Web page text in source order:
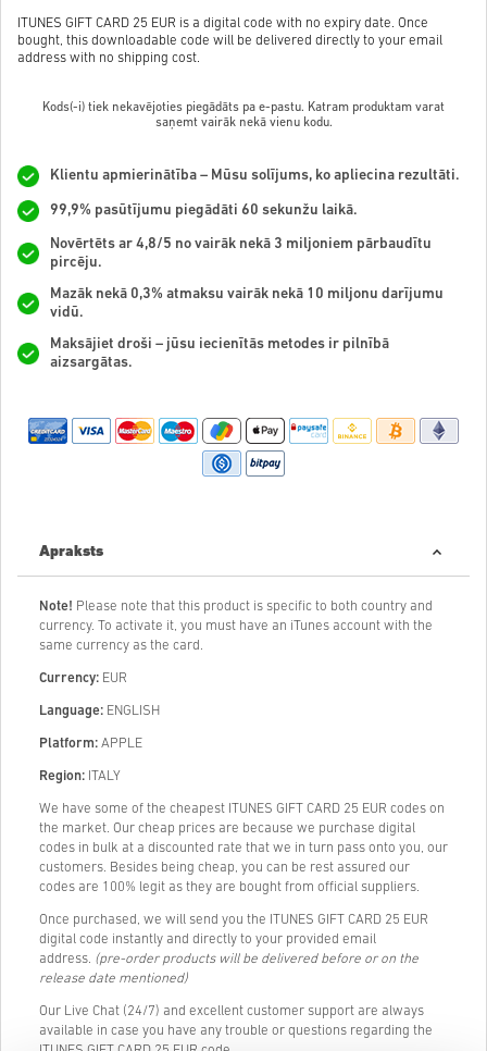
ITUNES GIFT CARD 25 EUR is a digital code with no expiry date. Once
bought, this downloadable code will be delivered directly to your email
address with no shipping cost.
Kods(-i) tiek nekavējoties piegādāts pa e-pastu. Katram produktam varat
saņemt vairāk nekā vienu kodu.
Klientu apmierinātība – Mūsu solījums, ko apliecina rezultāti.
99,9% pasūtījumu piegādāti 60 sekunžu laikā.
Novērtēts ar 4,8/5 no vairāk nekā 3 miljoniem pārbaudītu
pircēju.
Mazāk nekā 0,3% atmaksu vairāk nekā 10 miljonu darījumu
vidū.
Maksājiet droši – jūsu iecienītās metodes ir pilnībā
aizsargātas.
Apraksts
Note! Please note that this product is specific to both country and
currency. To activate it, you must have an iTunes account with the
same currency as the card.
Currency: EUR
Language: ENGLISH
Platform: APPLE
Region: ITALY
We have some of the cheapest ITUNES GIFT CARD 25 EUR codes on
the market. Our cheap prices are because we purchase digital
codes in bulk at a discounted rate that we in turn pass onto you, our
customers. Besides being cheap, you can be rest assured our
codes are 100% legit as they are bought from official suppliers.
Once purchased, we will send you the ITUNES GIFT CARD 25 EUR
digital code instantly and directly to your provided email
address. (pre-order products will be delivered before or on the
release date mentioned)
Our Live Chat (24/7) and excellent customer support are always
available in case you have any trouble or questions regarding the